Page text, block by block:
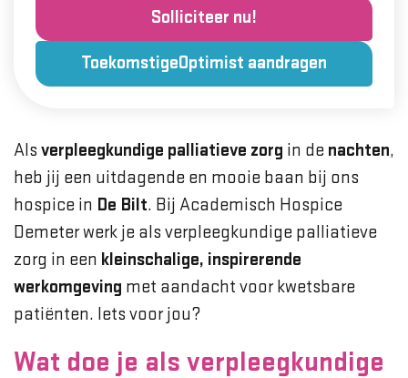
Solliciteer nu!
ToekomstigeOptimist aandragen
Als verpleegkundige palliatieve zorg in de nachten,
heb jij een uitdagende en mooie baan bij ons
hospice in De Bilt. Bij Academisch Hospice
Demeter werk je als verpleegkundige palliatieve
zorg in een kleinschalige, inspirerende
werkomgeving met aandacht voor kwetsbare
patiënten. Iets voor jou?
Wat doe je als verpleegkundige